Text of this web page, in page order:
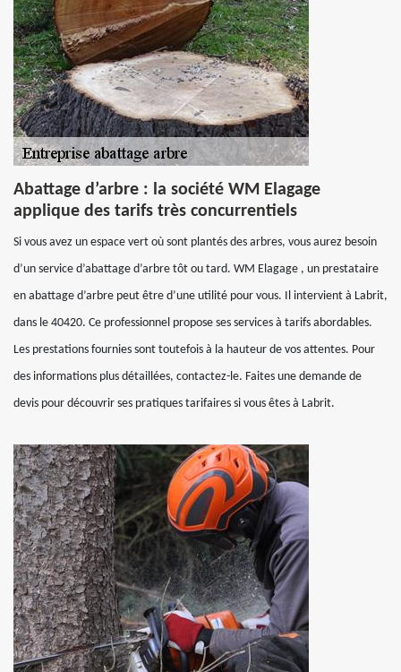
Abattage d’arbre : la société WM Elagage
applique des tarifs très concurrentiels
Si vous avez un espace vert où sont plantés des arbres, vous aurez besoin
d’un service d’abattage d’arbre tôt ou tard. WM Elagage , un prestataire
en abattage d’arbre peut être d’une utilité pour vous. Il intervient à Labrit,
dans le 40420. Ce professionnel propose ses services à tarifs abordables.
Les prestations fournies sont toutefois à la hauteur de vos attentes. Pour
des informations plus détaillées, contactez-le. Faites une demande de
devis pour découvrir ses pratiques tarifaires si vous êtes à Labrit.